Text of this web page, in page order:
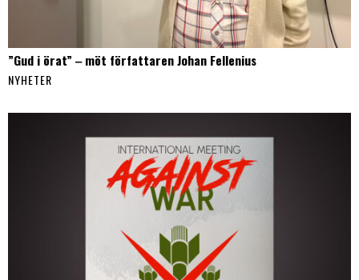
”Gud i örat” ‒ möt författaren Johan Fellenius
NYHETER